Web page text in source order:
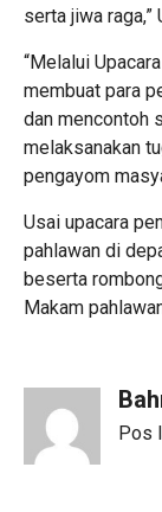
serta jiwa raga,”
“Melalui
membuat para
dan mencontoh
melaksanakan
pengayom
Usai upacara
pahlawan di
beserta
Makam
Pos